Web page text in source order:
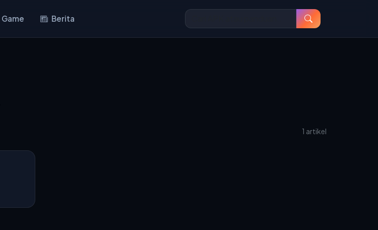
Game Berita
1 artikel